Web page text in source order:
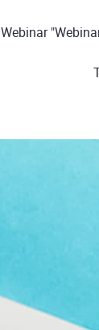
Webinar